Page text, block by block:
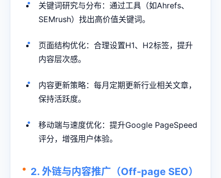
关键词研究与分布：通过工具（如Ahrefs、
SEMrush）找出高价值关键词。
页面结构优化：合理设置H1、H2标签，提升
内容层次感。
内容更新策略：每月定期更新行业相关文章，
保持活跃度。
移动端与速度优化：提升Google PageSpeed
评分，增强用户体验。
2. 外链与内容推广（Off-page SEO）